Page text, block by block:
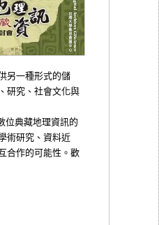
另一種形式的儲
研究、社會文化與
典藏地理資訊的
術研究、資料近
合作的可能性。歡